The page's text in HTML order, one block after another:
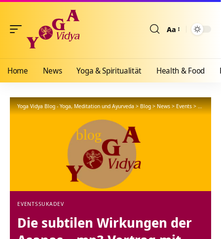
Aa
Home News Yoga & Spiritualität Health & Food
Yoga Vidya Blog - Yoga, Meditation und Ayurveda>Blog>News>Events>Die
EVENTSSUKADEV
Die subtilen Wirkungen der